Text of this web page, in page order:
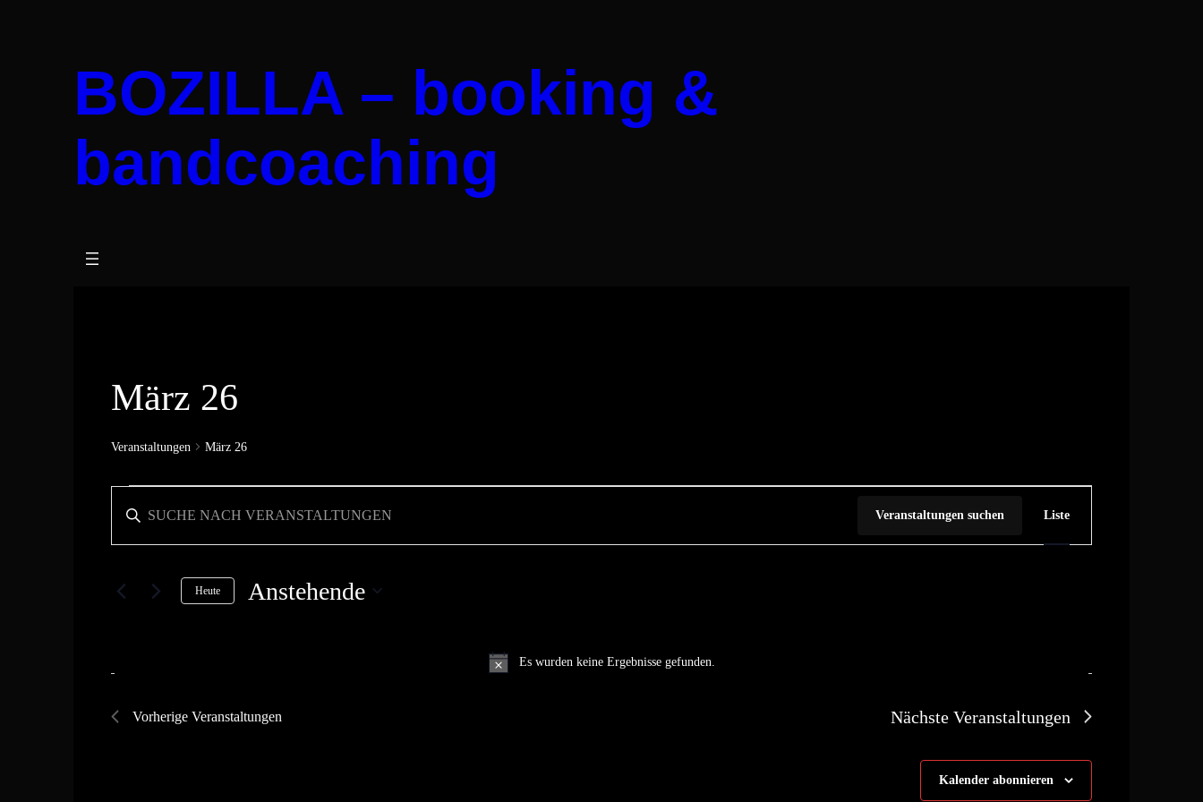
BOZILLA – booking &
bandcoaching
März 26
Veranstaltungen März 26
Hinweis
Es wurden keine Ergebnisse gefunden.
Suche
Ansichten,
Bitte
Schlüsselwort
Veranstaltungen
Schlüsselwort.
Veranstaltungen suchen
Ansichten-
Liste
Heute Anstehende
Vorherige Veranstaltungen NächsteVeranstaltungen
Kalender abonnieren